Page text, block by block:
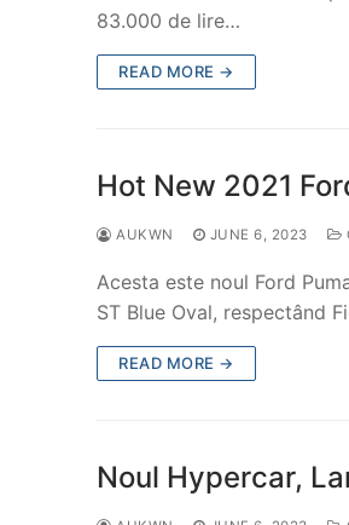
83.000 de lire…
READ MORE →
Hot New 2021
AUKWN JUNE 6, 2023
Acesta este noul Ford
ST Blue Oval, respectând
READ MORE →
Noul Hypercar,